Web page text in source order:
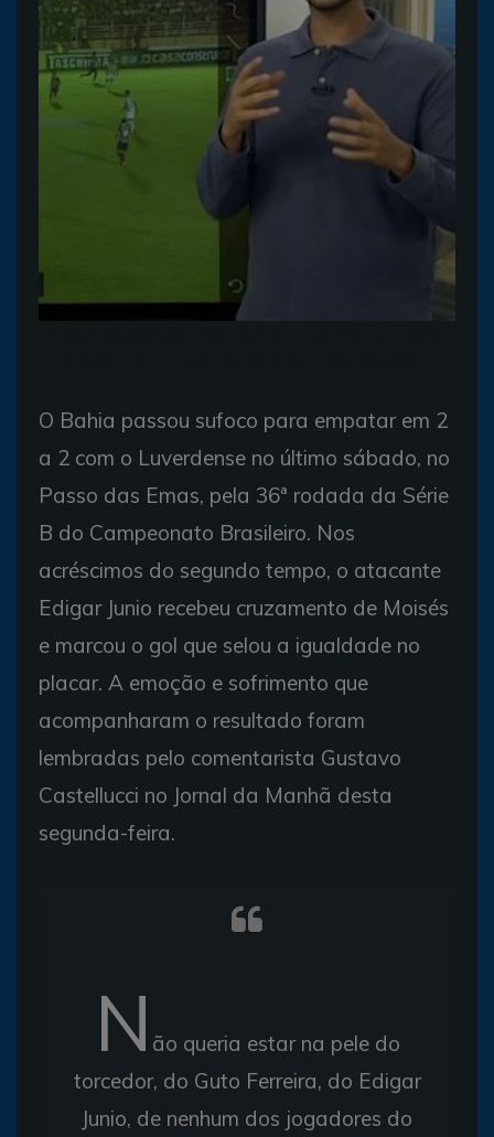
O Bahia passou sufoco para empatar em 2
a 2 com o Luverdense no último sábado, no
Passo das Emas, pela 36ª rodada da Série
B do Campeonato Brasileiro. Nos
acréscimos do segundo tempo, o atacante
Edigar Junio recebeu cruzamento de Moisés
e marcou o gol que selou a igualdade no
placar. A emoção e sofrimento que
acompanharam o resultado foram
lembradas pelo comentarista Gustavo
Castellucci no Jornal da Manhã desta
segunda-feira.
N ão queria estar na pele do
torcedor, do Guto Ferreira, do Edigar
Junio, de nenhum dos jogadores do